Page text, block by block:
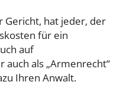
Gericht, hat jeder, der
für ein
auf
auch als „Armenrecht“
Ihren Anwalt.